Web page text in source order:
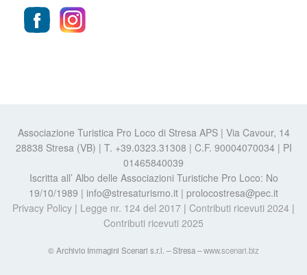
Associazione Turistica Pro Loco di Stresa APS | Via Cavour, 14
28838 Stresa (VB) | T. +39.0323.31308 | C.F. 90004070034 | PI
01465840039
Iscritta all’ Albo delle Associazioni Turistiche Pro Loco: No
19/10/1989 | info@stresaturismo.it | prolocostresa@pec.it
Privacy Policy | Legge nr. 124 del 2017 | Contributi ricevuti 2024 |
Contributi ricevuti 2025
© Archivio Immagini Scenari s.r.l. – Stresa –www.scenari.biz